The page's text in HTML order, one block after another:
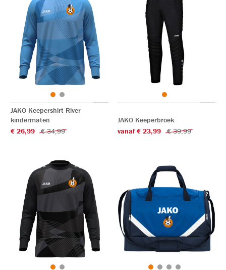
JAKO Keepershirt River
kindermaten
€ 26,99
€ 34,99
JAKO Keeperbroek
vanaf € 23,99
€ 39,99